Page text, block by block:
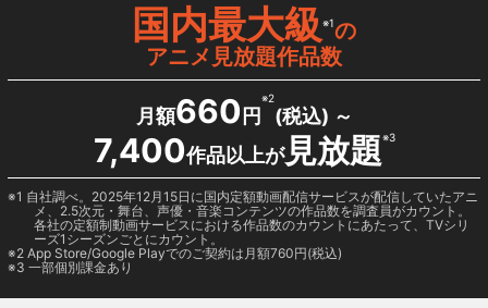
国内最大級※1の
アニメ見放題作品数
月額660 円
※2
(税込) ～
7,400作品以上が見放題※3
1 自社調べ。2025年12月15日に国内定額動画配信サービスが配信していたアニ
メ、2.5次元・舞台、声優・音楽コンテンツの作品数を調査員がカウント。
各社の定額制動画サービスにおける作品数のカウントにあたって、TVシリ
ーズ1シーズンごとにカウント。
2 App Store/Google Playでのご契約は月額760円(税込)
3 一部個別課金あり